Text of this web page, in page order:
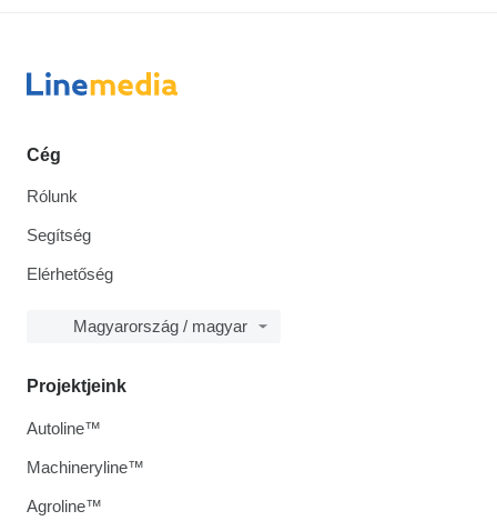
Cég
Rólunk
Segítség
Elérhetőség
Magyarország / magyar
Projektjeink
Autoline™
Machineryline™
Agroline™